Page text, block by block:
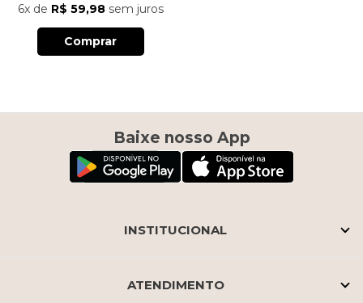
6xde R$ 59,98sem juros
Comprar
Baixe nosso App
INSTITUCIONAL
ATENDIMENTO